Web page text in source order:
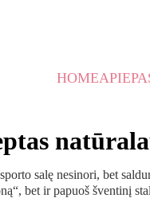
HOMEAPIE
salę nesinori, bet
bet ir papuoš šventinį